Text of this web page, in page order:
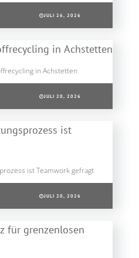
JULI 26, 2026
in Achstetten
JULI 20, 2026
ist Teamwork gefragt
JULI 20, 2026